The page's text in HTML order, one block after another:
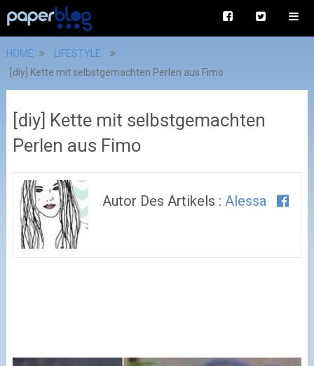
HOME
LIFESTYLE
[diy] Kette mit selbstgemachten Perlen aus Fimo
[diy] Kette mit selbstgemachten
Perlen aus Fimo
Autor Des Artikels :Alessa